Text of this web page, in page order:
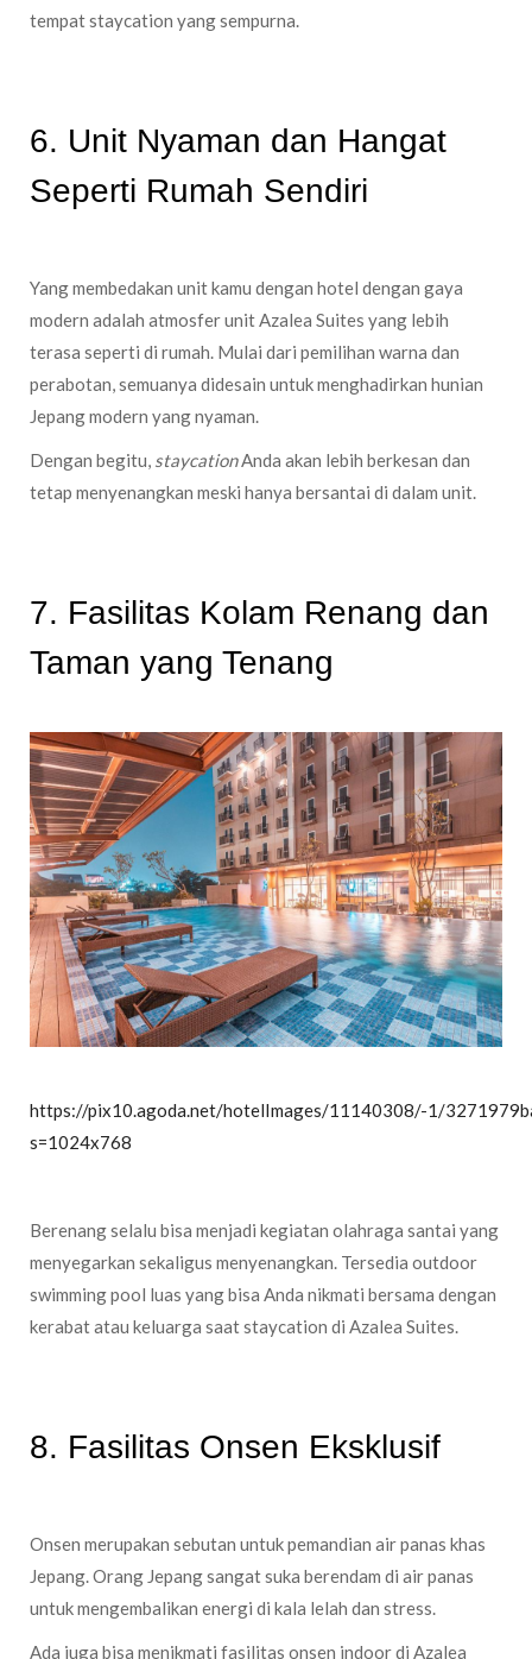
tempat staycation yang sempurna.
6. Unit Nyaman dan Hangat
Seperti Rumah Sendiri
Yang membedakan unit kamu dengan hotel dengan gaya
modern adalah atmosfer unit Azalea Suites yang lebih
terasa seperti di rumah. Mulai dari pemilihan warna dan
perabotan, semuanya didesain untuk menghadirkan hunian
Jepang modern yang nyaman.
Dengan begitu, staycationAnda akan lebih berkesan dan
tetap menyenangkan meski hanya bersantai di dalam unit.
7. Fasilitas Kolam Renang dan
Taman yang Tenang
https://pix10.agoda.net/hotelImages/11140308/-1/
s=1024x768
Berenang selalu bisa menjadi kegiatan olahraga santai yang
menyegarkan sekaligus menyenangkan. Tersedia outdoor
swimming pool luas yang bisa Anda nikmati bersama dengan
kerabat atau keluarga saat staycation di Azalea Suites.
8. Fasilitas Onsen Eksklusif
Onsen merupakan sebutan untuk pemandian air panas khas
Jepang. Orang Jepang sangat suka berendam di air panas
untuk mengembalikan energi di kala lelah dan stress.
Ada juga bisa menikmati fasilitas onsen indoor di Azalea